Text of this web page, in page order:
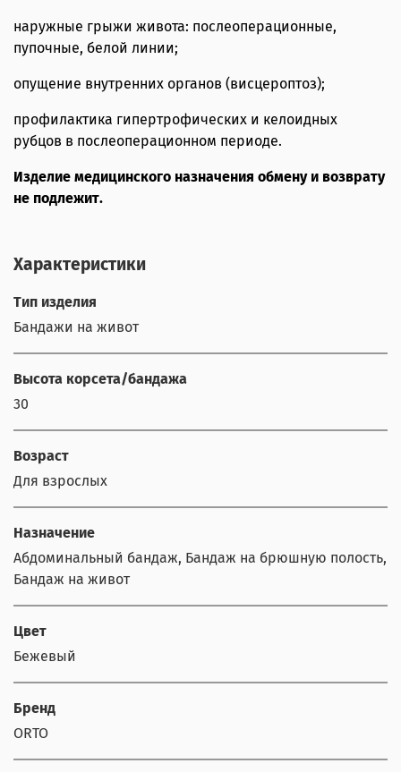
наружные грыжи живота: послеоперационные,
пупочные, белой линии;
опущение внутренних органов (висцероптоз);
профилактика гипертрофических и келоидных
рубцов в послеоперационном периоде.
Изделие медицинского назначения обмену и возврату
не подлежит.
Характеристики
Тип изделия
Бандажи на живот
Высота корсета/бандажа
30
Возраст
Для взрослых
Назначение
Абдоминальный бандаж, Бандаж на брюшную полость,
Бандаж на живот
Цвет
Бежевый
Бренд
ORTO